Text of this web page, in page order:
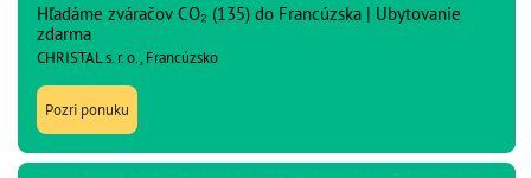
Hľadáme zváračov CO₂ (135) do Francúzska | Ubytovanie
zdarma
CHRISTAL s. r. o., Francúzsko
Pozri ponuku